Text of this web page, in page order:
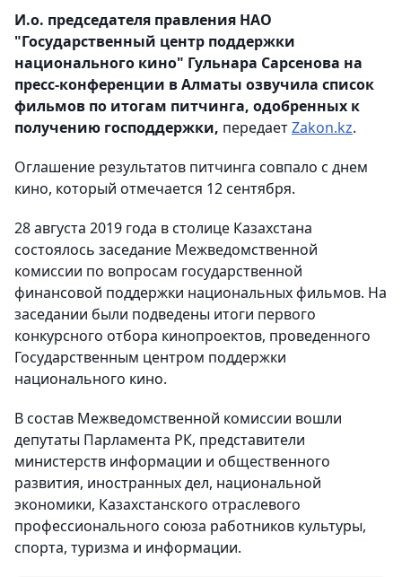
И.о. председателя правления НАО
"Государственный центр поддержки
национального кино" Гульнара Сарсенова на
пресс-конференции в Алматы озвучила список
фильмов по итогам питчинга, одобренных к
получению господдержки, передаетZakon.kz.
Оглашение результатов питчинга совпало с днем
кино, который отмечается 12 сентября.
28 августа 2019 года в столице Казахстана
состоялось заседание Межведомственной
комиссии по вопросам государственной
финансовой поддержки национальных фильмов. На
заседании были подведены итоги первого
конкурсного отбора кинопроектов, проведенного
Государственным центром поддержки
национального кино.
В состав Межведомственной комиссии вошли
депутаты Парламента РК, представители
министерств информации и общественного
развития, иностранных дел, национальной
экономики, Казахстанского отраслевого
профессионального союза работников культуры,
спорта, туризма и информации.